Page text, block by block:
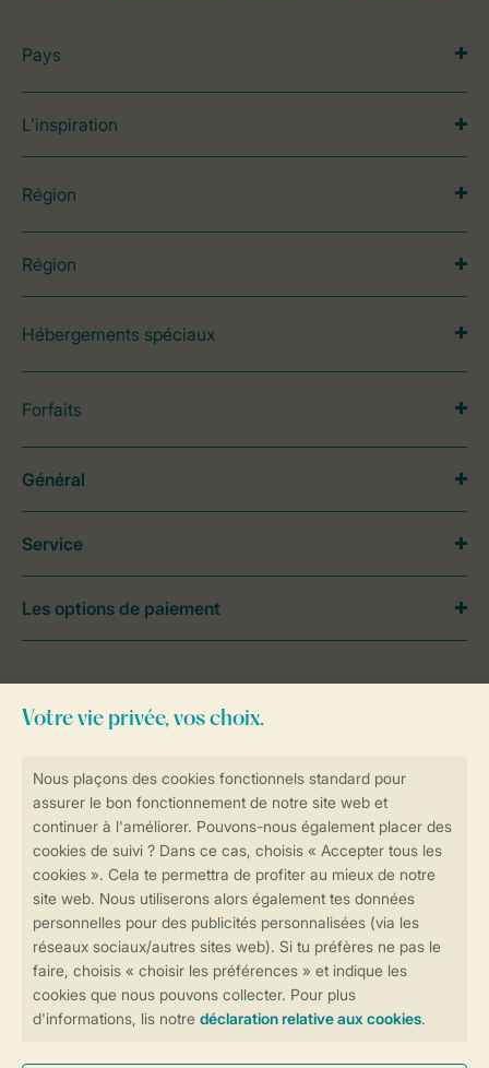
Réservations en ligne rapides et sécurisées
Transmission sécurisée des données
Paiement sécurisé
Pays
L’inspiration
Région
Région
Hébergements spéciaux
Forfaits
contactez notreContact Center.
Général
Service
Les options de paiement